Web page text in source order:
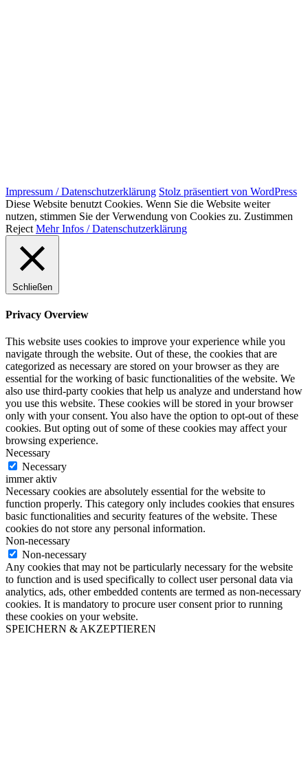
Impressum / Datenschutzerklärung Stolz präsentiert von WordPress
Diese Website benutzt Cookies. Wenn Sie die Website weiter
nutzen, stimmen Sie der Verwendung von Cookies zu. Zustimmen
Reject Mehr Infos / Datenschutzerklärung
Schließen
Privacy Overview
This website uses cookies to improve your experience while you
navigate through the website. Out of these, the cookies that are
categorized as necessary are stored on your browser as they are
essential for the working of basic functionalities of the website. We
also use third-party cookies that help us analyze and understand how
you use this website. These cookies will be stored in your browser
only with your consent. You also have the option to opt-out of these
cookies. But opting out of some of these cookies may affect your
browsing experience.
Necessary
Necessary
immer aktiv
Necessary cookies are absolutely essential for the website to
function properly. This category only includes cookies that ensures
basic functionalities and security features of the website. These
cookies do not store any personal information.
Non-necessary
Non-necessary
Any cookies that may not be particularly necessary for the website
to function and is used specifically to collect user personal data via
analytics, ads, other embedded contents are termed as non-necessary
cookies. It is mandatory to procure user consent prior to running
these cookies on your website.
SPEICHERN & AKZEPTIEREN